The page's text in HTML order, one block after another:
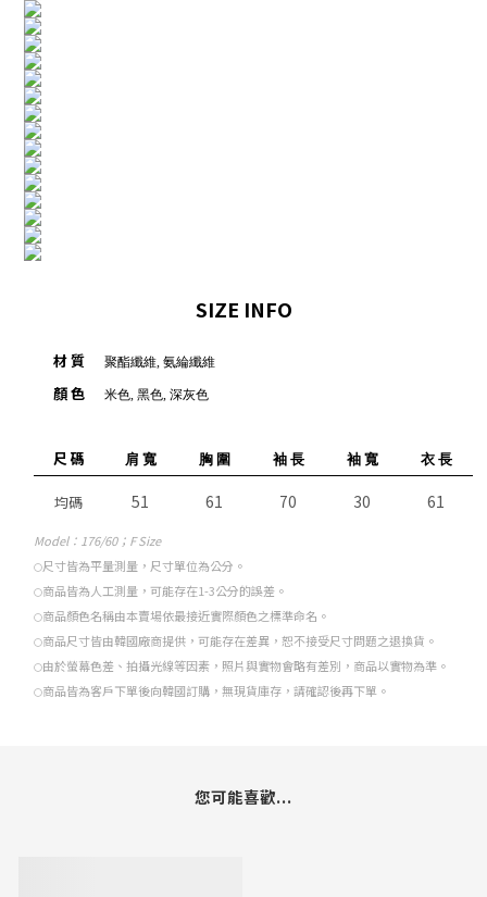
SIZE INFO
材 質 聚酯纖維, 氨綸纖維
顏 色 米色, 黑色, 深灰色
尺 碼 肩 寬 胸 圍 袖 長 袖 寬 衣 長
均碼 51 61 70 30 61
Model：176/60；F Size
○尺寸皆為平量測量，尺寸單位為公分。
○商品皆為人工測量，可能存在1-3公分的誤差。
○商品顏色名稱由本賣場依最接近實際顏色之標準命名。
○商品尺寸皆由韓國廠商提供，可能存在差異，恕不接受尺寸問題之退換貨。
○由於螢幕色差、拍攝光線等因素，照片與實物會略有差別，商品以實物為準。
○商品皆為客戶下單後向韓國訂購，無現貨庫存，請確認後再下單。
您可能喜歡...